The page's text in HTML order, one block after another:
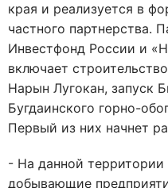
края и реализуется в
частного партнерства.
Инвестфонд России и
включает
Нарын Лугокан, запуск
Бугдаинского горно-
Первый из них начнет
- На данной
добывающие